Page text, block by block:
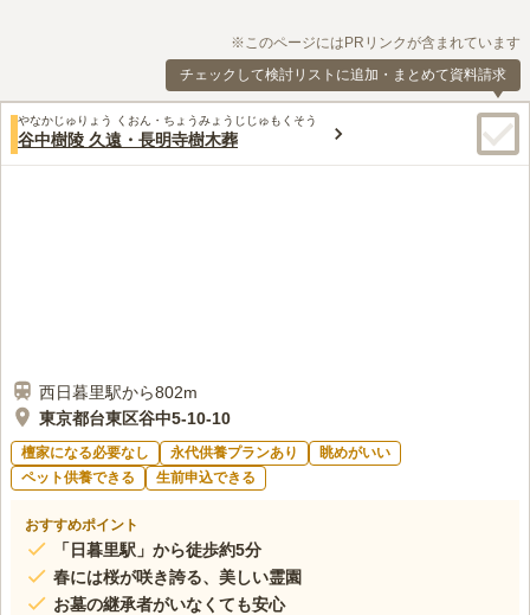
※このページにはPRリンクが含まれています
チェックして検討リストに追加・まとめて資料請求
やなかじゅりょう くおん・ちょうみょうじじゅもくそう
谷中樹陵 久遠・長明寺樹木葬
西日暮里駅から802m
東京都台東区谷中5-10-10
檀家になる必要なし 永代供養プランあり
眺めがいい
ペット供養できる
生前申込できる
おすすめポイント
「日暮里駅」から徒歩約5分
春には桜が咲き誇る、美しい霊園
お墓の継承者がいなくても安心